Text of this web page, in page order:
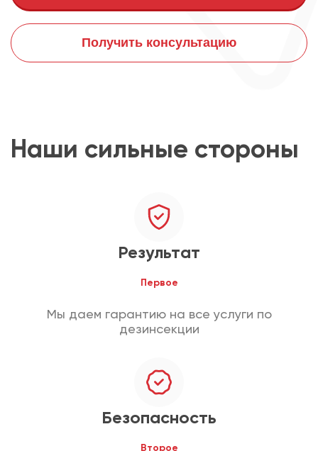
Получить консультацию
Наши сильные стороны
Результат
Первое
Мы даем гарантию на все услуги по
дезинсекции
Безопасность
Второе